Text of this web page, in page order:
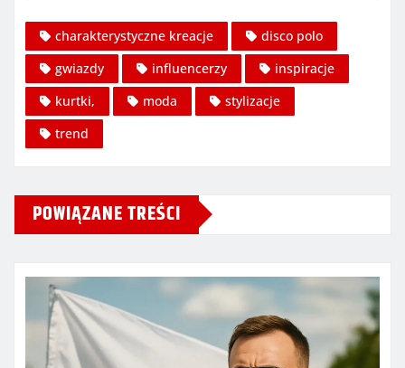
charakterystyczne kreacje
disco polo
gwiazdy
influencerzy
inspiracje
kurtki,
moda
stylizacje
trend
POWIĄZANE TREŚCI